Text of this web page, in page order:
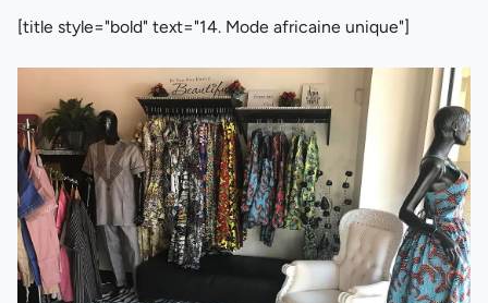
[title style="bold" text="14. Mode africaine unique"]